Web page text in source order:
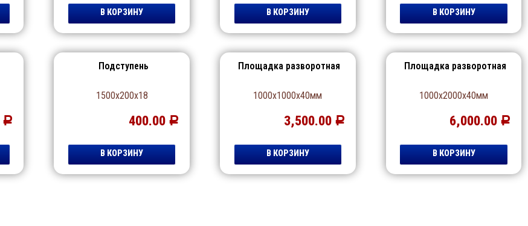
В КОРЗИНУ В КОРЗИНУ В КОРЗИНУ
Р
Подступень
1500х200х18
400.00 Р
В КОРЗИНУ
Площадка разворотная
1000х1000х40мм
3,500.00 Р
В КОРЗИНУ
Площадка разворотная
1000х2000х40мм
6,000.00 Р
В КОРЗИНУ